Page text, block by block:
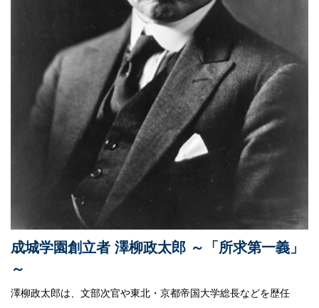
情報セキュリティ方針
サイトポリシー
成城学園創立者 澤柳政太郎 ～「所求第一義」
～
澤柳政太郎は、文部次官や東北・京都帝国大学総長などを歴任